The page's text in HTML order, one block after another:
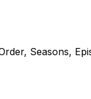
Seasons,